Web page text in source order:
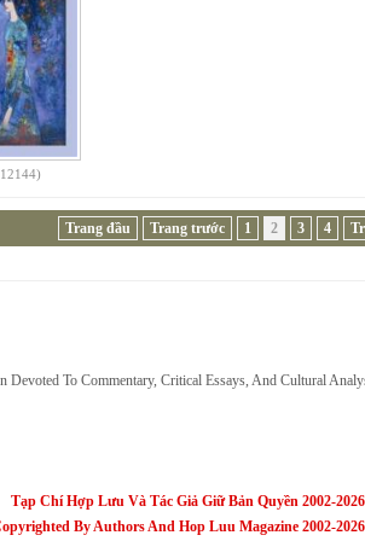
Trang đầu Trang trước 1 2 3 4
Devoted To Commentary, Critical Essays, And Cultural
Tạp Chí Hợp Lưu Và Tác Giả Giữ Bản Quyền 2002-2026
By Authors And Hop Luu Magazine 2002-2026